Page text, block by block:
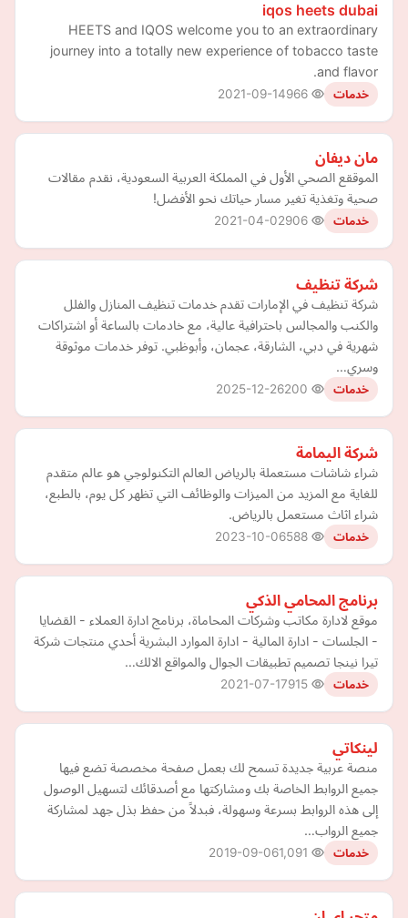
iqos heets dubai
HEETS and IQOS welcome you to an extraordinary
journey into a totally new experience of tobacco taste
and flavor.
خدمات 2021-09-14
مان ديفان
الموققع الصحي الأول في المملكة العربية السعودية، نقدم مقالات
صحية وتغذية تغير مسار حياتك نحو الأفضل!
خدمات 2021-04-02
شركة تنظيف
شركة تنظيف في الإمارات تقدم خدمات تنظيف المنازل والفلل
والكنب والمجالس باحترافية عالية، مع خادمات بالساعة أو اشتراكات
شهرية في دبي، الشارقة، عجمان، وأبوظبي. توفر خدمات موثوقة
وسري…
خدمات 2025-12-26
شركة اليمامة
شراء شاشات مستعملة بالرياض العالم التكنولوجي هو عالم متقدم
للغاية مع المزيد من الميزات والوظائف التي تظهر كل يوم، بالطبع،
شراء اثاث مستعمل بالرياض.
خدمات 2023-10-06
برنامج المحامي الذكي
موقع لادارة مكاتب وشركات المحاماة، برنامج ادارة العملاء - القضايا
- الجلسات - ادارة المالية - ادارة الموارد البشرية أحدي منتجات شركة
تيرا نينجا تصميم تطبيقات الجوال والمواقع الالك…
خدمات 2021-07-17
لينكاتي
منصة عربية جديدة تسمح لك بعمل صفحة مخصصة تضع فيها
جميع الروابط الخاصة بك ومشاركتها مع أصدقائك لتسهيل الوصول
إلى هذه الروابط بسرعة وسهولة، فبدلاً من حفظ بذل جهد لمشاركة
جميع الرواب…
خدمات 2019-09-06